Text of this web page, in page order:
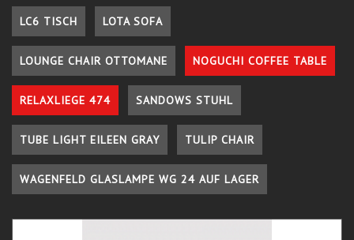
LC6 TISCH LOTA SOFA
LOUNGE CHAIR OTTOMANE NOGUCHI COFFEE TABLE
RELAXLIEGE 474 SANDOWS STUHL
TUBE LIGHT EILEEN GRAY TULIP CHAIR
WAGENFELD GLASLAMPE WG 24 AUF LAGER